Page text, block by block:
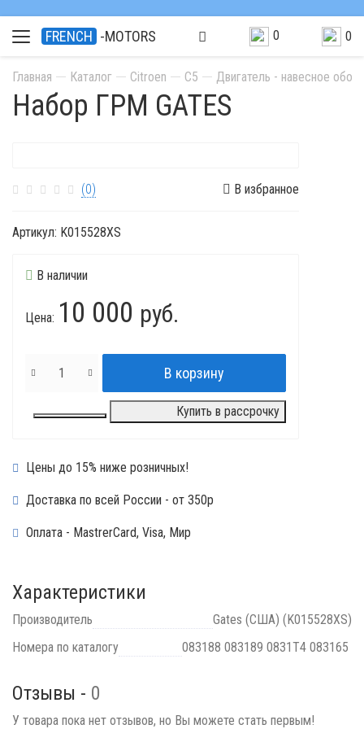
FRENCH -MOTORS 0 0
Главная Каталог Citroen C5 Двигатель - навесное
Набор ГРМ GATES
(0) В избранное
Артикул: K015528XS
В наличии
Цена: 10 000 руб.
Купить в рассрочку
Цены до 15% ниже розничных!
Доставка по всей России - от 350р
Оплата - MastrerCard, Visa, Мир
Характеристики
Производитель
Gates (США) (K015528XS)
Номера по каталогу
083188 083189 0831T4 083165
Отзывы - 0
У товара пока нет отзывов, но Вы можете стать первым!